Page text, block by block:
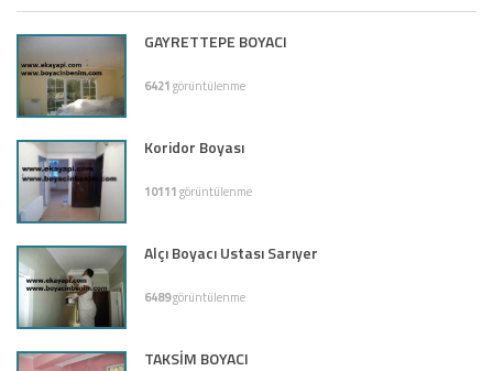
GAYRETTEPE BOYACI
6421görüntülenme
Koridor Boyası
10111görüntülenme
Alçı Boyacı Ustası Sarıyer
6489görüntülenme
TAKSİM BOYACI